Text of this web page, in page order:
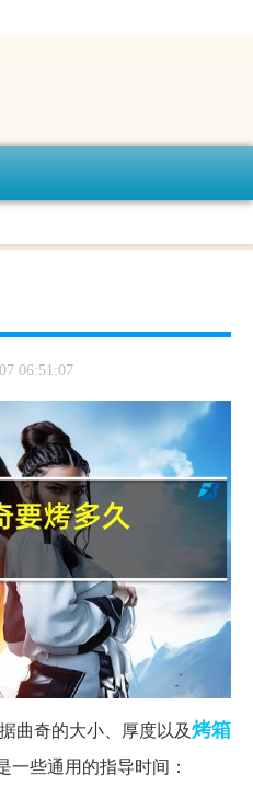
06:51:07
曲奇的大小、厚度以及烤箱
些通用的指导时间：